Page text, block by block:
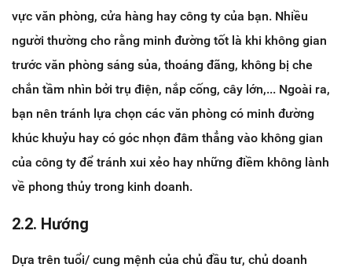
vực văn phòng, cửa hàng hay công ty của bạn. Nhiều
người thường cho rằng minh đường tốt là khi không gian
trước văn phòng sáng sủa, thoáng đãng, không bị che
chắn tầm nhìn bởi trụ điện, nắp cống, cây lớn,... Ngoài ra,
bạn nên tránh lựa chọn các văn phòng có minh đường
khúc khuỷu hay có góc nhọn đâm thẳng vào không gian
của công ty để tránh xui xẻo hay những điềm không lành
về phong thủy trong kinh doanh.
2.2. Hướng
Dựa trên tuổi/ cung mệnh của chủ đầu tư, chủ doanh